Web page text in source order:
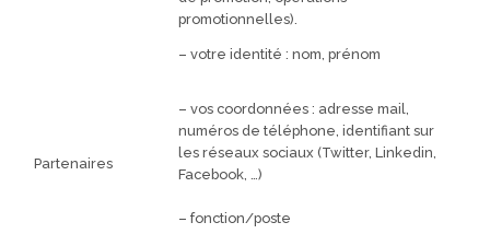
promotionnelles).
Partenaires
– votre identité : nom, prénom
– vos coordonnées : adresse mail,
numéros de téléphone, identifiant sur
les réseaux sociaux (Twitter, Linkedin,
Facebook, …)
– fonction/poste